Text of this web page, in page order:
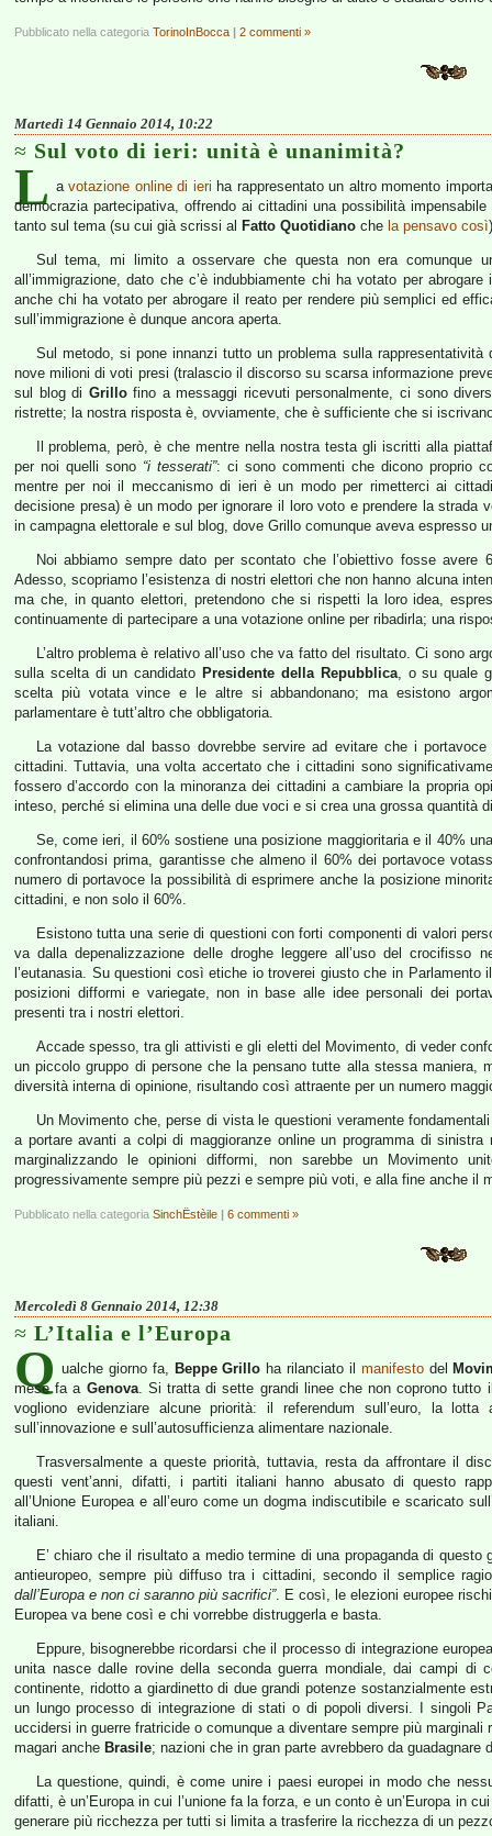
Pubblicato nella categoria TorinoInBocca | 2 commenti »
Martedì 14 Gennaio 2014, 10:22
Sul voto di ieri: unità è unanimità?
L avotazione online di ieri ha rappresentato un altro momento
democrazia partecipativa, offrendo ai cittadini una possibilità
tanto sul tema (su cui già scrissi al Fatto Quotidiano che la pensavo così
Sul tema, mi limito a osservare che questa non era comunque
all’immigrazione, dato che c’è indubbiamente chi ha votato per
anche chi ha votato per abrogare il reato per rendere più semplici ed
sull’immigrazione è dunque ancora aperta.
Sul metodo, si pone innanzi tutto un problema sulla
nove milioni di voti presi (tralascio il discorso su scarsa informazione
sul blog di Grillofino a messaggi ricevuti personalmente, ci sono
ristrette; la nostra risposta è, ovviamente, che è sufficiente che si
Il problema, però, è che mentre nella nostra testa gli iscritti alla
per noi quelli sono “i tesserati”: ci sono commenti che dicono proprio
mentre per noi il meccanismo di ieri è un modo per rimetterci ai
decisione presa) è un modo per ignorare il loro voto e prendere la strada
in campagna elettorale e sul blog, dove Grillo comunque aveva espresso
Noi abbiamo sempre dato per scontato che l’obiettivo fosse
Adesso, scopriamo l’esistenza di nostri elettori che non hanno alcuna
ma che, in quanto elettori, pretendono che si rispetti la loro idea,
continuamente di partecipare a una votazione online per ribadirla; una
L’altro problema è relativo all’uso che va fatto del risultato. Ci sono
sulla scelta di un candidato Presidente della Repubblica, o su quale
scelta più votata vince e le altre si abbandonano; ma esistono
parlamentare è tutt’altro che obbligatoria.
La votazione dal basso dovrebbe servire ad evitare che i
cittadini. Tuttavia, una volta accertato che i cittadini sono
fossero d’accordo con la minoranza dei cittadini a cambiare la propria
inteso, perché si elimina una delle due voci e si crea una grossa quantità
Se, come ieri, il 60% sostiene una posizione maggioritaria e il 40%
confrontandosi prima, garantisse che almeno il 60% dei portavoce
numero di portavoce la possibilità di esprimere anche la posizione
cittadini, e non solo il 60%.
Esistono tutta una serie di questioni con forti componenti di valori
va dalla depenalizzazione delle droghe leggere all’uso del crocifisso
l’eutanasia. Su questioni così etiche io troverei giusto che in
posizioni difformi e variegate, non in base alle idee personali dei
presenti tra i nostri elettori.
Accade spesso, tra gli attivisti e gli eletti del Movimento, di veder
un piccolo gruppo di persone che la pensano tutte alla stessa maniera,
diversità interna di opinione, risultando così attraente per un numero
Un Movimento che, perse di vista le questioni veramente
a portare avanti a colpi di maggioranze online un programma di
marginalizzando le opinioni difformi, non sarebbe un Movimento
progressivamente sempre più pezzi e sempre più voti, e alla fine anche il
Pubblicato nella categoria SinchËstèile | 6 commenti »
Mercoledì 8 Gennaio 2014, 12:38
L’Italia e l’Europa
Q ualche giorno fa, Beppe Grillo ha rilanciato il manifestodel
mese fa a Genova. Si tratta di sette grandi linee che non coprono tutto
vogliono evidenziare alcune priorità: il referendum sull’euro, la lotta
sull’innovazione e sull’autosufficienza alimentare nazionale.
Trasversalmente a queste priorità, tuttavia, resta da affrontare il
questi vent’anni, difatti, i partiti italiani hanno abusato di questo
all’Unione Europea e all’euro come un dogma indiscutibile e scaricato
italiani.
E’ chiaro che il risultato a medio termine di una propaganda di
antieuropeo, sempre più diffuso tra i cittadini, secondo il semplice
dall’Europa e non ci saranno più sacrifici”. E così, le elezioni europee
Europea va bene così e chi vorrebbe distruggerla e basta.
Eppure, bisognerebbe ricordarsi che il processo di integrazione
unita nasce dalle rovine della seconda guerra mondiale, dai campi di
continente, ridotto a giardinetto di due grandi potenze sostanzialmente
un lungo processo di integrazione di stati o di popoli diversi. I singoli
uccidersi in guerre fratricide o comunque a diventare sempre più marginali
magari anche Brasile; nazioni che in gran parte avrebbero da guadagnare
La questione, quindi, è come unire i paesi europei in modo che
difatti, è un’Europa in cui l’unione fa la forza, e un conto è un’Europa in
generare più ricchezza per tutti si limita a trasferire la ricchezza di un